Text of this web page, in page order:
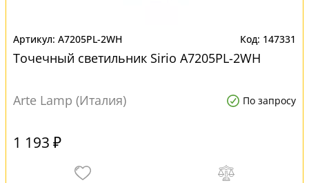
A7205PL-2WH 147331
Точечный светильник Sirio A7205PL-2WH
Arte Lamp (Италия) По запросу
1 193 ₽